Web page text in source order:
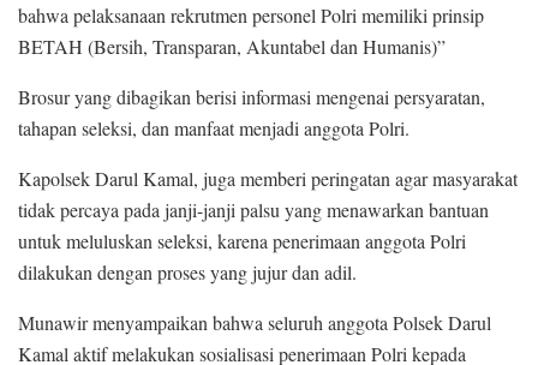
bahwa pelaksanaan rekrutmen personel Polri memiliki prinsip
BETAH (Bersih, Transparan, Akuntabel dan Humanis)”
Brosur yang dibagikan berisi informasi mengenai persyaratan,
tahapan seleksi, dan manfaat menjadi anggota Polri.
Kapolsek Darul Kamal, juga memberi peringatan agar masyarakat
tidak percaya pada janji-janji palsu yang menawarkan bantuan
untuk meluluskan seleksi, karena penerimaan anggota Polri
dilakukan dengan proses yang jujur dan adil.
Munawir menyampaikan bahwa seluruh anggota Polsek Darul
Kamal aktif melakukan sosialisasi penerimaan Polri kepada